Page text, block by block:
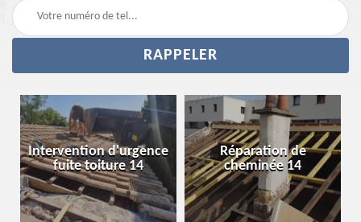
Intervention d'urgence
fuite toiture 14
Réparation de
cheminée 14